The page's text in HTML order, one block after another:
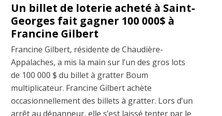
Un billet de loterie acheté à Saint-
Georges fait gagner 100 000$ à
Francine Gilbert
Francine Gilbert, résidente de Chaudière-
Appalaches, a mis la main sur l’un des gros lots
de 100 000 $ du billet à gratter Boum
multiplicateur. Francine Gilbert achète
occasionnellement des billets à gratter. Lors d’un
arrêt au dépanneur, elle s’est laissé tenter par le